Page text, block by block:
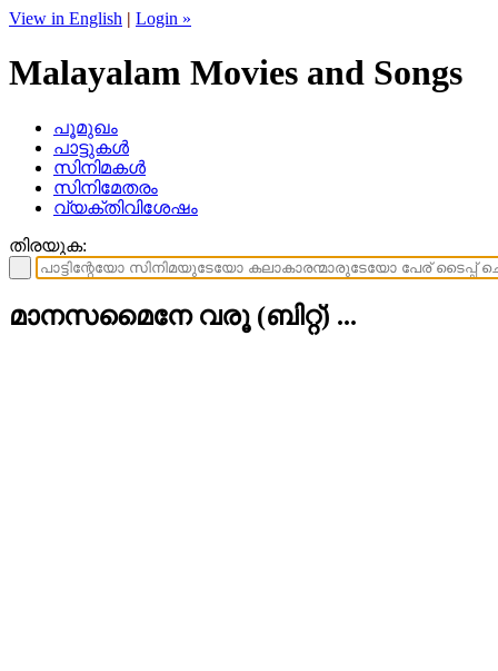
View in English | Login »
Malayalam Movies and Songs
പൂമുഖം
പാട്ടുകള്‍
സിനിമകള്‍
സിനിമേതരം
വ്യക്തിവിശേഷം
തിരയുക:
മാനസമൈനേ വരൂ (ബിറ്റ്‌) ...